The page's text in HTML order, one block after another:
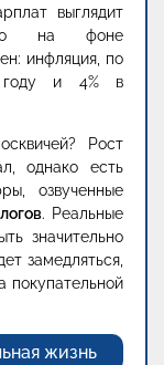
выглядит
на фоне
инфляция, по
году и 4% в
Рост
однако есть
озвученные
. Реальные
значительно
замедляться,
покупательной
жизнь